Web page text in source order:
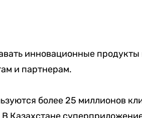
инновационные
и партнерам.
более 25 миллионов